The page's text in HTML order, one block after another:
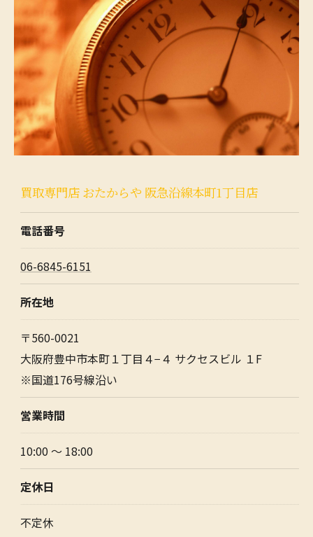
買取専門店 おたからや 阪急沿線本町1丁目店
電話番号
06-6845-6151
所在地
〒560-0021
大阪府豊中市本町１丁目４−４ サクセスビル １F
※国道176号線沿い
営業時間
10:00 〜 18:00
定休日
不定休